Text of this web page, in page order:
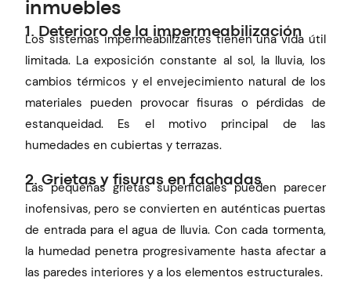
inmuebles
1. Deterioro de la impermeabilización
Los sistemas impermeabilizantes tienen una vida útil
limitada. La exposición constante al sol, la lluvia, los
cambios térmicos y el envejecimiento natural de los
materiales pueden provocar fisuras o pérdidas de
estanqueidad. Es el motivo principal de las
humedades en cubiertas y terrazas.
2. Grietas y fisuras en fachadas
Las pequeñas grietas superficiales pueden parecer
inofensivas, pero se convierten en auténticas puertas
de entrada para el agua de lluvia. Con cada tormenta,
la humedad penetra progresivamente hasta afectar a
las paredes interiores y a los elementos estructurales.